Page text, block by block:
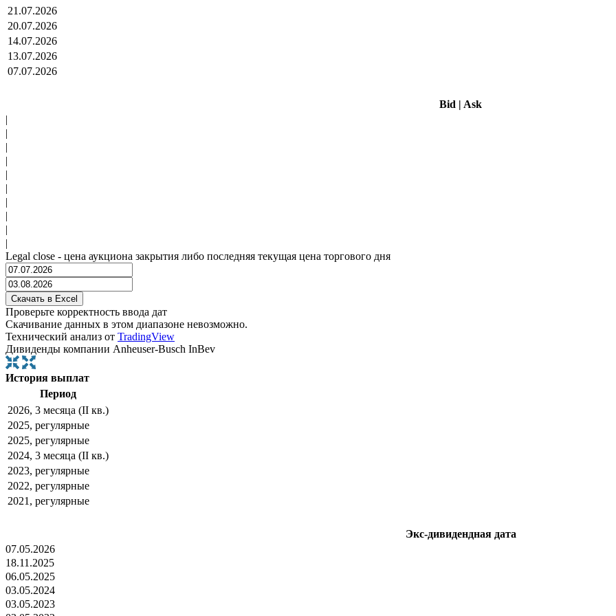
21.07.2026
20.07.2026
14.07.2026
13.07.2026
07.07.2026
Bid | Ask
|
|
|
|
|
|
|
|
|
|
Legal close - цена аукциона закрытия либо последняя текущая цена торгового дня
Проверьте корректность ввода дат
Скачивание данных в этом диапазоне невозможно.
Технический анализ от TradingView
Дивиденды компании Anheuser-Busch InBev
История выплат
Период
2026, 3 месяца (II кв.)
2025, регулярные
2025, регулярные
2024, 3 месяца (II кв.)
2023, регулярные
2022, регулярные
2021, регулярные
Экс-дивидендная дата
07.05.2026
18.11.2025
06.05.2025
03.05.2024
03.05.2023